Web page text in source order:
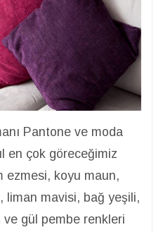
Pantone ve moda
en çok göreceğimiz
ezmesi, koyu maun,
liman mavisi, bağ yeşili,
gül pembe renkleri